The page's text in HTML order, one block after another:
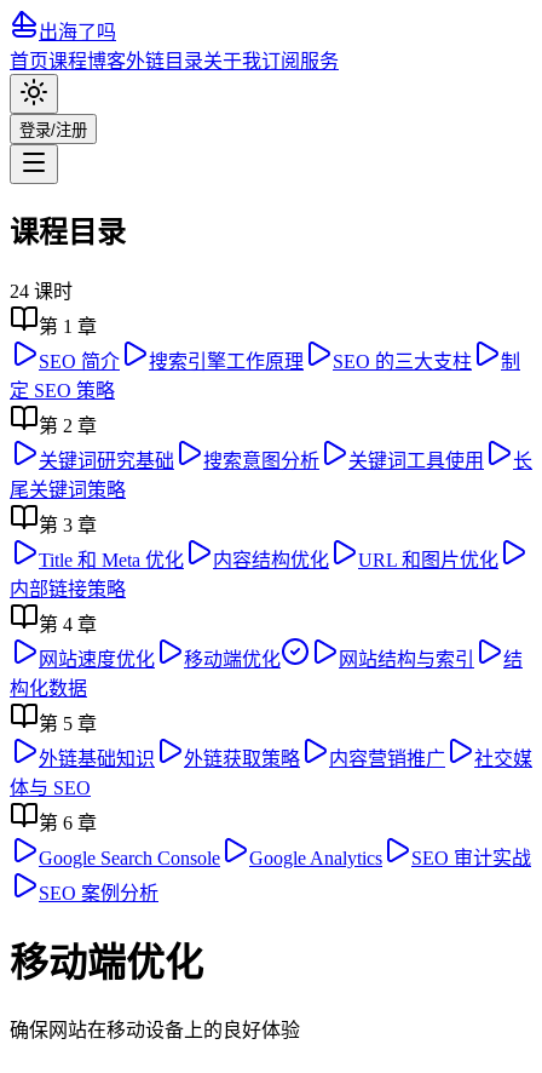
出海了吗
首页课程博客外链目录关于我订阅服务
登录/注册
课程目录
24 课时
第 1 章
SEO 简介
搜索引擎工作原理 SEO 的三大支柱
制
定 SEO 策略
第 2 章
关键词研究基础
搜索意图分析 关键词工具使用
长
尾关键词策略
第 3 章
Title 和 Meta 优化
内容结构优化
URL 和图片优化
内部链接策略
第 4 章
网站速度优化
移动端优化 网站结构与索引
结
构化数据
第 5 章
外链基础知识
外链获取策略 内容营销推广
社交媒
体与 SEO
第 6 章
Google Search Console
Google Analytics
SEO 审计实战
SEO 案例分析
移动端优化
确保网站在移动设备上的良好体验